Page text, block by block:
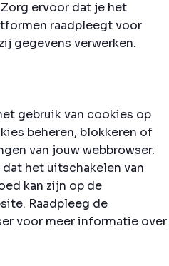
ervoor dat je het
raadpleegt voor
gegevens verwerken.
gebruik van cookies op
beheren, blokkeren of
van jouw webbrowser.
het uitschakelen van
kan zijn op de
Raadpleeg de
voor meer informatie over